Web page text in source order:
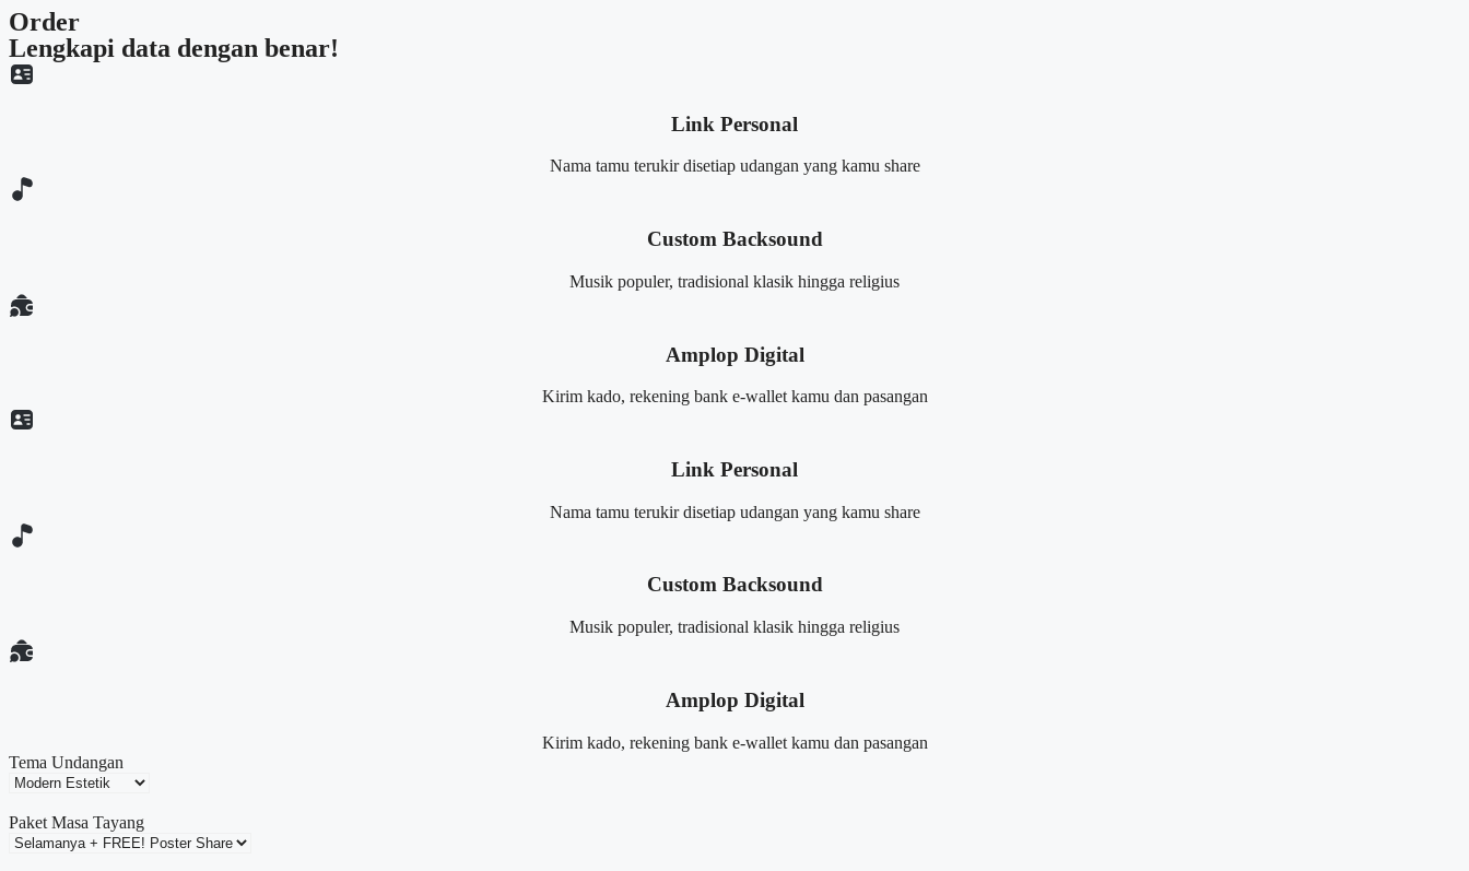
Order
Lengkapi data dengan benar!
Link Personal
Nama tamu terukir disetiap udangan yang kamu share
Custom Backsound
Musik populer, tradisional klasik hingga religius
Amplop Digital
Kirim kado, rekening bank e-wallet kamu dan pasangan
Link Personal
Nama tamu terukir disetiap udangan yang kamu share
Custom Backsound
Musik populer, tradisional klasik hingga religius
Amplop Digital
Kirim kado, rekening bank e-wallet kamu dan pasangan
Tema Undangan
Paket Masa Tayang